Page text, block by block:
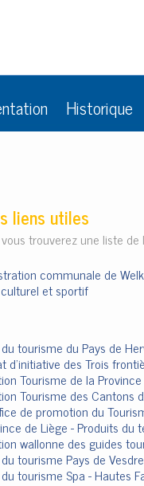
Historique
liens utiles
trouverez une liste de
communale de
et sportif
tourisme du Pays de
d'initiative des Trois
Tourisme de la
Tourisme des Cantons
de promotion du
de Liège - Produits du
wallonne des guides
tourisme Pays de Vesdre
tourisme Spa - Hautes